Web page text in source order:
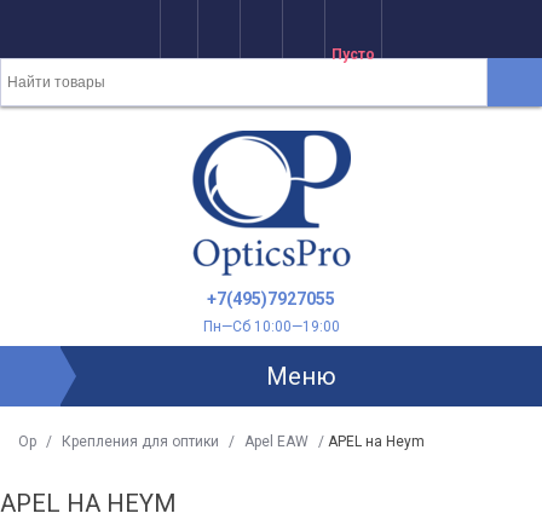
Пусто
+7(495)7927055
Пн—Сб 10:00—19:00
Меню
Op / Крепления для оптики / Apel EAW / APEL на Heym
APEL НА HEYM